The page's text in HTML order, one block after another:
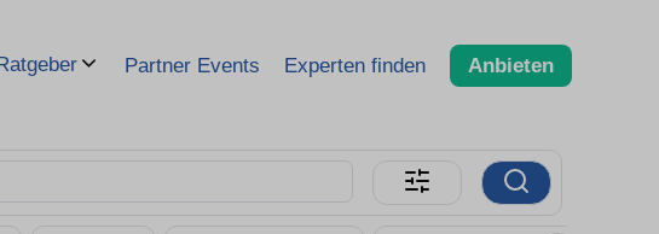
Partner Events Experten finden Anbieten